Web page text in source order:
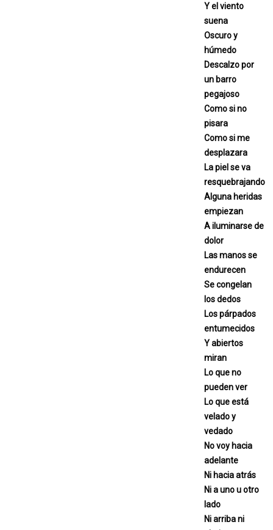
Y el viento
suena
Oscuro y
húmedo
Descalzo por
un barro
pegajoso
Como si no
pisara
Como si me
desplazara
La piel se va
resquebrajando
Alguna heridas
empiezan
A iluminarse de
dolor
Las manos se
endurecen
Se congelan
los dedos
Los párpados
entumecidos
Y abiertos
miran
Lo que no
pueden ver
Lo que está
velado y
vedado
No voy hacia
adelante
Ni hacia atrás
Ni a uno u otro
lado
Ni arriba ni